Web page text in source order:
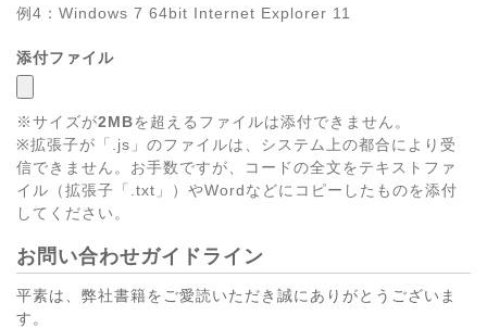
例4：Windows 7 64bit Internet Explorer 11
添付ファイル
※サイズが2MBを超えるファイルは添付できません。
※拡張子が「.js」のファイルは、システム上の都合により受
信できません。お手数ですが、コードの全文をテキストファ
イル（拡張子「.txt」）やWordなどにコピーしたものを添付
してください。
お問い合わせガイドライン
平素は、弊社書籍をご愛読いただき誠にありがとうございま
す。